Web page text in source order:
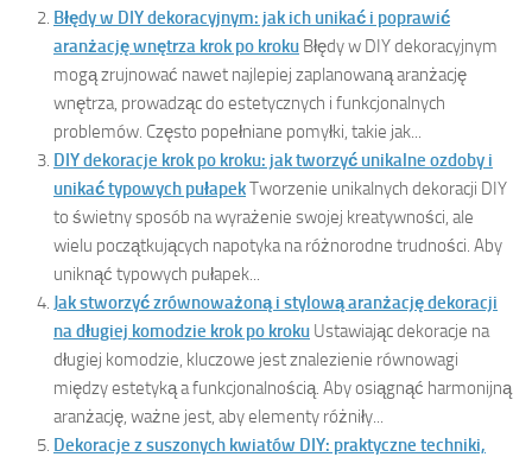
Błędy w DIY dekoracyjnym: jak ich unikać i poprawić
aranżację wnętrza krok po kroku Błędy w DIY dekoracyjnym
mogą zrujnować nawet najlepiej zaplanowaną aranżację
wnętrza, prowadząc do estetycznych i funkcjonalnych
problemów. Często popełniane pomyłki, takie jak...
DIY dekoracje krok po kroku: jak tworzyć unikalne ozdoby i
unikać typowych pułapekTworzenie unikalnych dekoracji DIY
to świetny sposób na wyrażenie swojej kreatywności, ale
wielu początkujących napotyka na różnorodne trudności. Aby
uniknąć typowych pułapek...
Jak stworzyć zrównoważoną i stylową aranżację dekoracji
na długiej komodzie krok po kroku Ustawiając dekoracje na
długiej komodzie, kluczowe jest znalezienie równowagi
między estetyką a funkcjonalnością. Aby osiągnąć harmonijną
aranżację, ważne jest, aby elementy różniły...
Dekoracje z suszonych kwiatów DIY: praktyczne techniki,